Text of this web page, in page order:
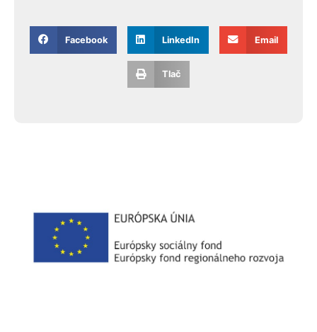
Facebook LinkedIn Email
Tlač